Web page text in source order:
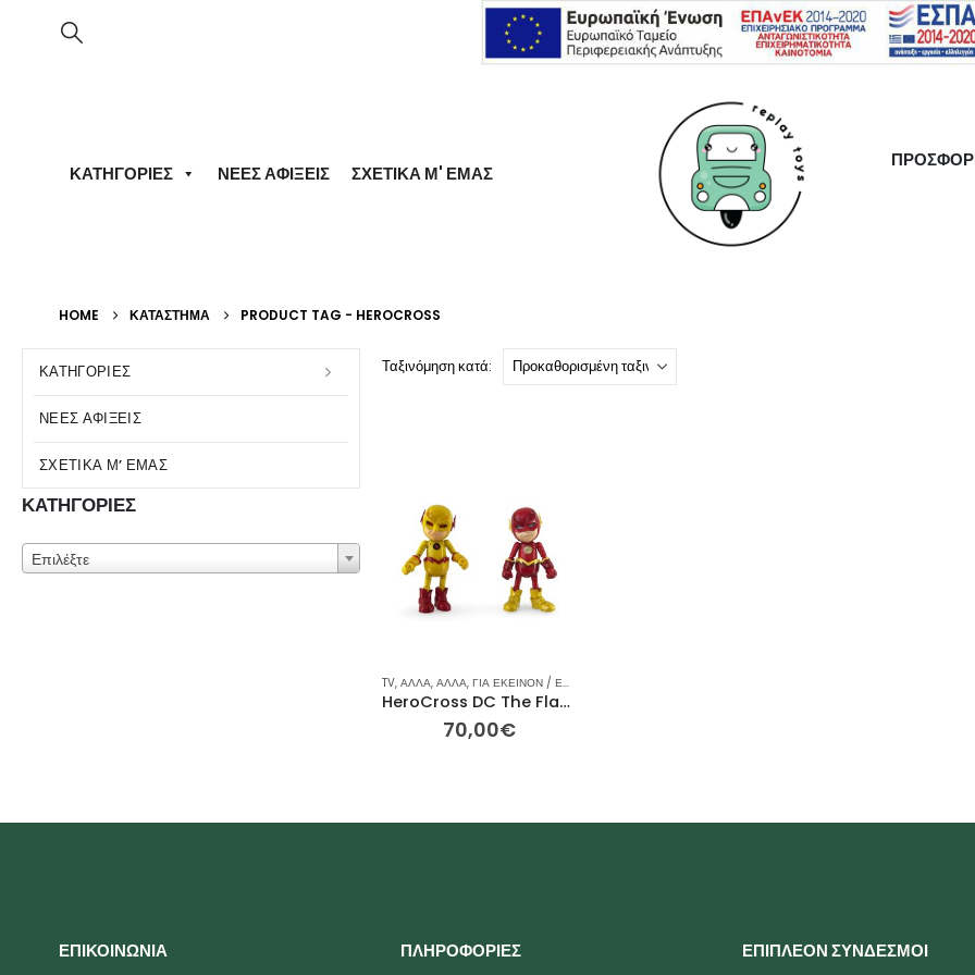
ΚΑΤΗΓΟΡΊΕΣ ΝΈΕΣ ΑΦΊΞΕΙΣ ΣΧΕΤΙΚΆ Μ' ΕΜΆΣ
HOME ΚΑΤΆΣΤΗΜΑ PRODUCT TAG - HEROCROSS
Ταξινόμηση κατά:
TV, ΆΛΛΑ, ΆΛΛΑ, ΓΙΑ ΕΚΕΊΝΟΝ / ΕΚΕΊΝΗ
HeroCross DC The Flash & Reverse-Flash – Μεταχειρισμένο – 14εκ
70,00€
ΚΑΤΗΓΟΡΊΕΣ
ΝΈΕΣ ΑΦΊΞΕΙΣ
ΣΧΕΤΙΚΆ Μ’ ΕΜΆΣ
ΚΑΤΗΓΟΡΙΕΣ
Επιλέξτε
ΕΠΙΚΟΙΝΩΝΙΑ ΠΛΗΡΟΦΟΡΙΕΣ ΕΠΙΠΛΕΟΝ ΣΥΝΔΕΣΜΟΙ